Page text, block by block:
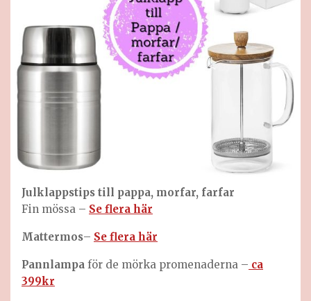
Julklappstips till pappa, morfar, farfar
Fin mössa – Se flera här
Mattermos– Se flera här
Pannlampa för de mörka promenaderna – ca
399kr